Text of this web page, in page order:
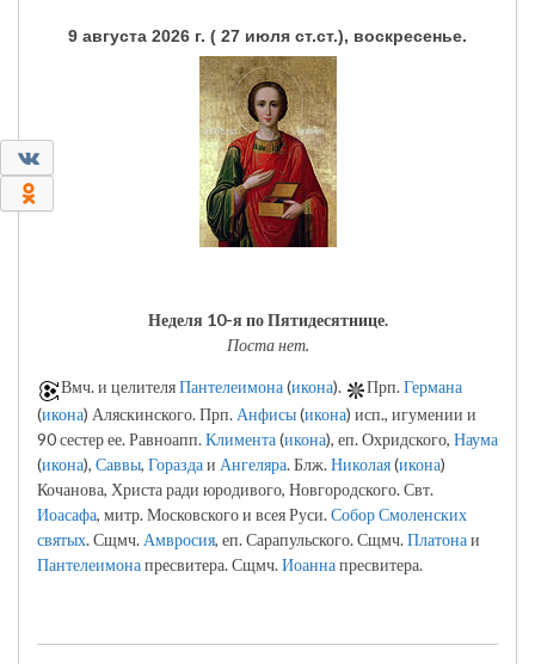
9 августа 2026 г. ( 27 июля ст.ст.), воскресенье.
Неделя 10-я по Пятидесятнице.
Поста нет.
Вмч. и целителяПантелеимона(икона). Прп.Германа
(икона) Аляскинского. Прп.Анфисы(икона) исп., игумении и
90 сестер ее. Равноапп.Климента(икона), еп. Охридского, Наума
(икона), Саввы, Гораздаи Ангеляра. Блж.Николая(икона)
Кочанова, Христа ради юродивого, Новгородского. Свт.
Иоасафа, митр. Московского и всея Руси.Собор Смоленских
святых. Сщмч.Амвросия, еп. Сарапульского. Сщмч.Платонаи
Пантелеимонапресвитера. Сщмч.Иоаннапресвитера.